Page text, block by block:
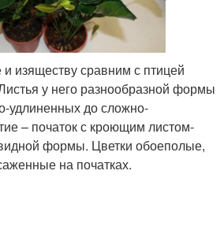
изяществу сравним с птицей
у него разнообразной формы
удлиненных до сложно-
– початок с кроющим листом-
формы. Цветки обоеполые,
на початках.